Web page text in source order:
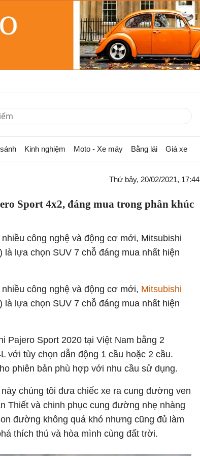
Kinh nghiệm Moto - Xe máy Bằng lái Giá xe
Thứ bảy, 20/02/2021, 17:44
Sport 4x2, đáng mua trong phân khúc
công nghệ và động cơ mới, Mitsubishi
là lựa chọn SUV 7 chỗ đáng mua nhất hiện
công nghệ và động cơ mới, Mitsubishi
là lựa chọn SUV 7 chỗ đáng mua nhất hiện
Pajero Sport 2020 tại Việt Nam bằng 2
với tùy chọn dẫn động 1 cầu hoặc 2 cầu.
phiên bản phù hợp với nhu cầu sử dụng.
chúng tôi đưa chiếc xe ra cung đường ven
Thiết và chinh phục cung đường nhẹ nhàng
đường không quá khó nhưng cũng đủ làm
thích thú và hòa mình cùng đất trời.